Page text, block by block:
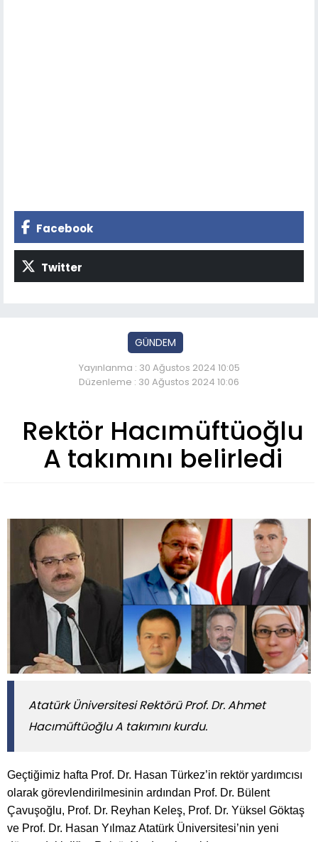
Facebook
Twitter
GÜNDEM
Yayınlanma : 30 Ağustos 2024 10:05
Düzenleme : 30 Ağustos 2024 10:06
Rektör Hacımüftüoğlu
A takımını belirledi
Atatürk Üniversitesi Rektörü Prof. Dr. Ahmet
Hacımüftüoğlu A takımını kurdu.
Geçtiğimiz hafta Prof. Dr. Hasan Türkez’in rektör yardımcısı
olarak görevlendirilmesinin ardından Prof. Dr. Bülent
Çavuşoğlu, Prof. Dr. Reyhan Keleş, Prof. Dr. Yüksel Göktaş
ve Prof. Dr. Hasan Yılmaz Atatürk Üniversitesi’nin yeni